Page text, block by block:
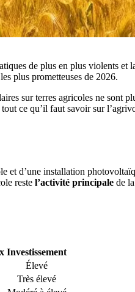
de plus en plus violents et
plus prometteuses de 2026.
sur terres agricoles ne
ce qu’il faut savoir sur
d’une installation
reste l’activité principale de
Investissement
Élevé
Très élevé